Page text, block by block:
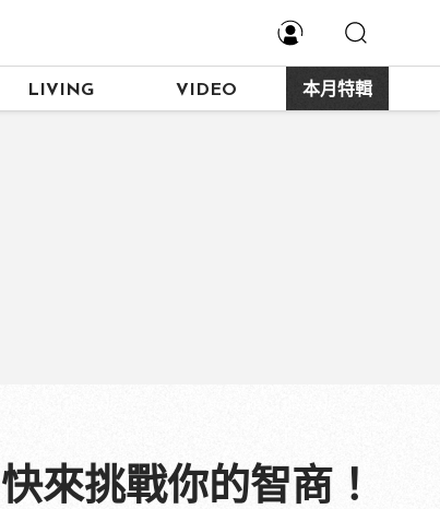
LIVING VIDEO 本月特輯
來挑戰你的智商！